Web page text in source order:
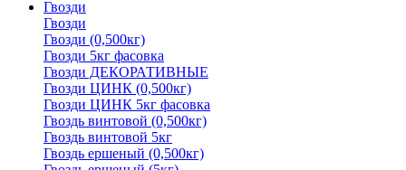
Гвозди
Гвозди
Гвозди (0,500кг)
Гвозди 5кг фасовка
Гвозди ДЕКОРАТИВНЫЕ
Гвозди ЦИНК (0,500кг)
Гвозди ЦИНК 5кг фасовка
Гвоздь винтовой (0,500кг)
Гвоздь винтовой 5кг
Гвоздь ершеный (0,500кг)